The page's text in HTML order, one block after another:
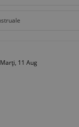
Marți, 11 Aug